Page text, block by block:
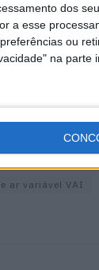
dos
a esse
ou
na parte
um
nos
disponível
ar variável VAI